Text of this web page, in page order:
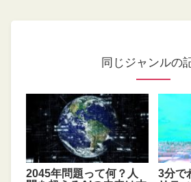
同じジャンルの
2045年問題って何？人
3分で